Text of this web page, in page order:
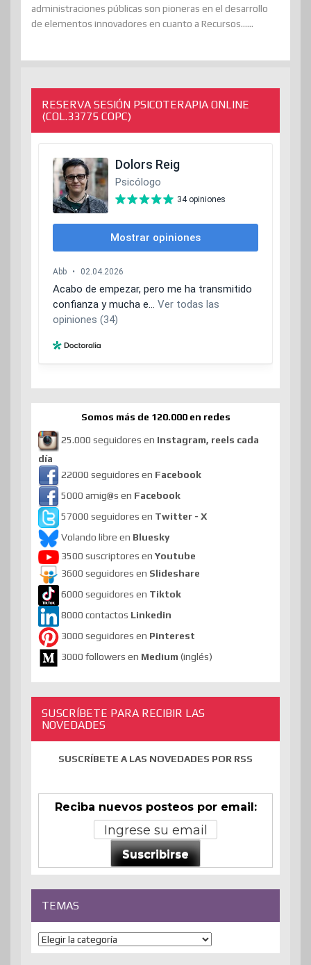
administraciones públicas son pioneras en el desarrollo
de elementos innovadores en cuanto a Recursos......
RESERVA SESIÓN PSICOTERAPIA ONLINE
(COL.33775 COPC)
Somos más de 120.000 en redes
25.000 seguidores en Instagram, reels cada
día
22000 seguidores en Facebook
5000 amig@s en Facebook
57000 seguidores en Twitter - X
Volando libre en Bluesky
3500 suscriptores en Youtube
3600 seguidores en Slideshare
6000 seguidores en Tiktok
8000 contactos Linkedin
3000 seguidores en Pinterest
3000 followers en Medium (inglés)
SUSCRÍBETE PARA RECIBIR LAS
NOVEDADES
SUSCRÍBETE A LAS NOVEDADES POR RSS
Reciba nuevos posteos por email:
Suscribirse
TEMAS
Temas